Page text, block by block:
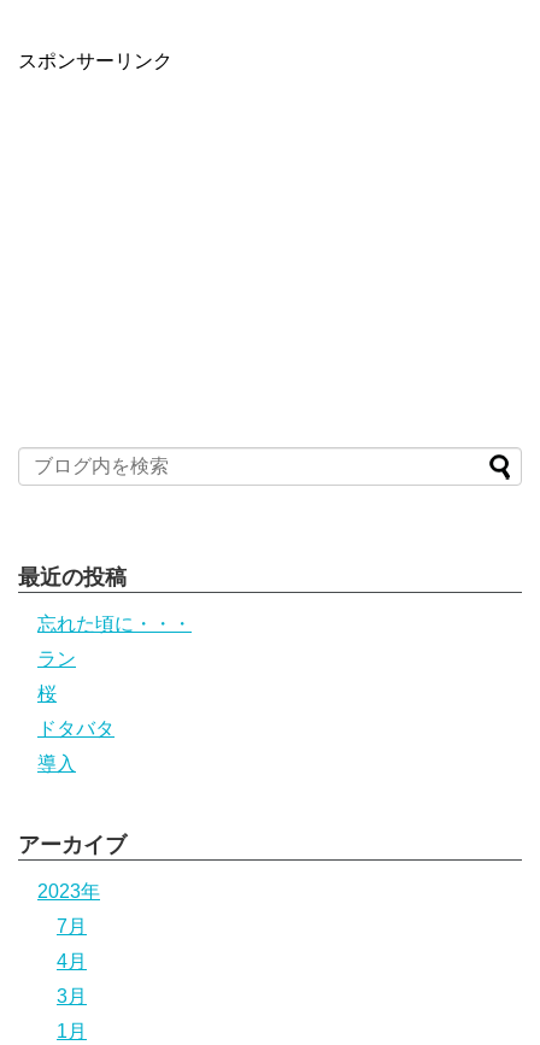
スポンサーリンク
最近の投稿
忘れた頃に・・・
ラン
桜
ドタバタ
導入
アーカイブ
2023年
7月
4月
3月
1月